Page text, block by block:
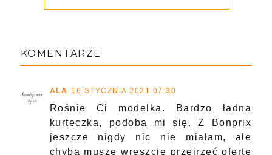
KOMENTARZE
ALA 16 STYCZNIA 2021 07:30
Rośnie Ci modelka. Bardzo ładna
kurteczka, podoba mi się. Z Bonprix
jeszcze nigdy nic nie miałam, ale
chyba muszę wreszcie przejrzeć ofertę